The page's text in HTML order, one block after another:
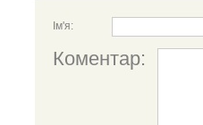
Ім'я:
Коментар: